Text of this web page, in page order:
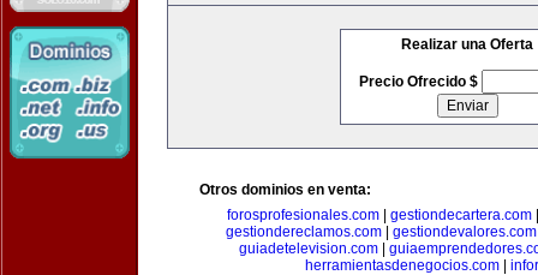
Realizar una Oferta
Precio Ofrecido $
Otros dominios en venta:
forosprofesionales.com
gestiondecartera.com
gestiondereclamos.com| gestiondevalores.com
guiadetelevision.com
herramientasdenegocios.com